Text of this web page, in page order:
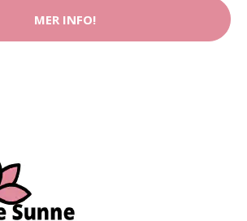
MER INFO!